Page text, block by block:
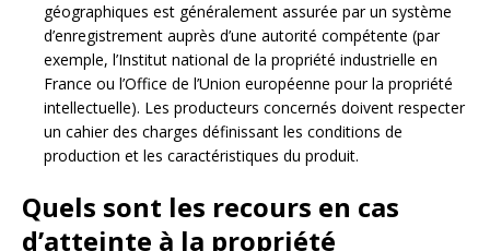
géographiques est généralement assurée par un système
d’enregistrement auprès d’une autorité compétente (par
exemple, l’Institut national de la propriété industrielle en
France ou l’Office de l’Union européenne pour la propriété
intellectuelle). Les producteurs concernés doivent respecter
un cahier des charges définissant les conditions de
production et les caractéristiques du produit.
Quels sont les recours en cas
d’atteinte à la propriété